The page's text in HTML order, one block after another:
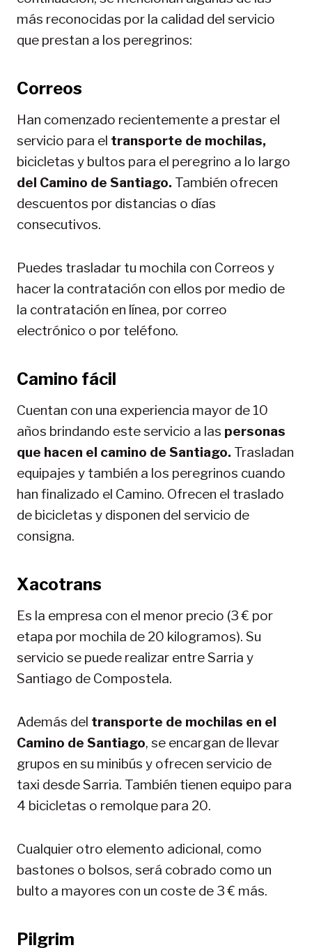
más reconocidas por la calidad del servicio
que prestan a los peregrinos:
Correos
Han comenzado recientemente a prestar el
servicio para el transporte de mochilas,
bicicletas y bultos para el peregrino a lo largo
del Camino de Santiago. También ofrecen
descuentos por distancias o días
consecutivos.
Puedes trasladar tu mochila con Correos y
hacer la contratación con ellos por medio de
la contratación en línea, por correo
electrónico o por teléfono.
Camino fácil
Cuentan con una experiencia mayor de 10
años brindando este servicio a las personas
que hacen el camino de Santiago. Trasladan
equipajes y también a los peregrinos cuando
han finalizado el Camino. Ofrecen el traslado
de bicicletas y disponen del servicio de
consigna.
Xacotrans
Es la empresa con el menor precio (3 € por
etapa por mochila de 20 kilogramos). Su
servicio se puede realizar entre Sarria y
Santiago de Compostela.
Además del transporte de mochilas en el
Camino de Santiago, se encargan de llevar
grupos en su minibús y ofrecen servicio de
taxi desde Sarria. También tienen equipo para
4 bicicletas o remolque para 20.
Cualquier otro elemento adicional, como
bastones o bolsos, será cobrado como un
bulto a mayores con un coste de 3 € más.
Pilgrim